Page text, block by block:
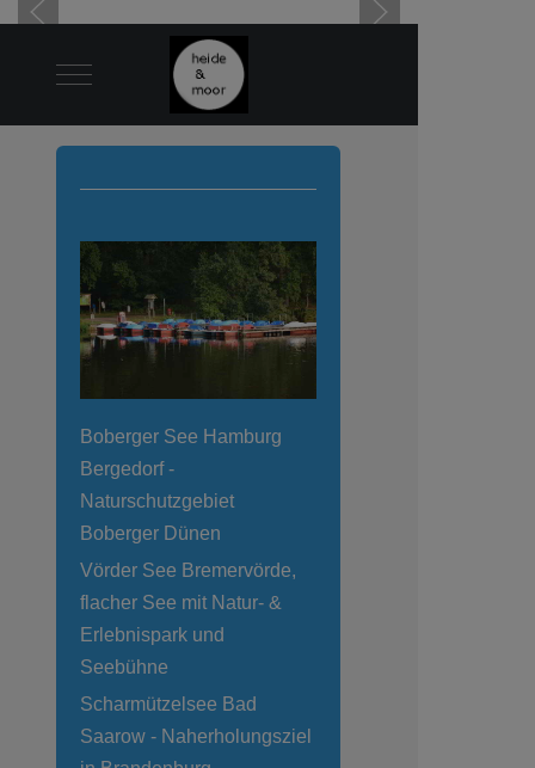
Mobile Menu Toggle
Boberger See Hamburg
Bergedorf -
Naturschutzgebiet
Boberger Dünen
Vörder See Bremervörde,
flacher See mit Natur- &
Erlebnispark und
Seebühne
Scharmützelsee Bad
Saarow - Naherholungsziel